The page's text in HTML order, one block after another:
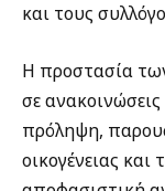
και τους
Η προστασία
σε
πρόληψη,
οικογένειας